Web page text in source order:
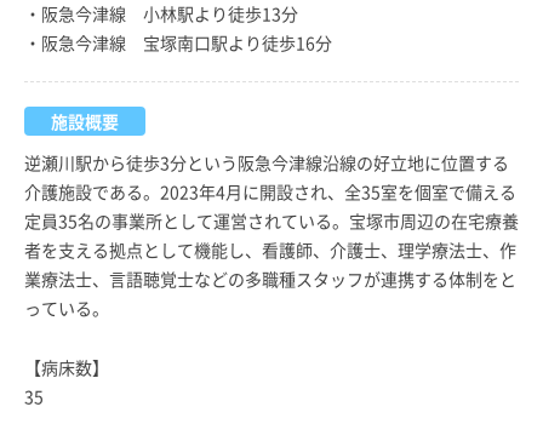
・阪急今津線 小林駅より徒歩13分
・阪急今津線 宝塚南口駅より徒歩16分
施設概要
逆瀬川駅から徒歩3分という阪急今津線沿線の好立地に位置する
介護施設である。2023年4月に開設され、全35室を個室で備える
定員35名の事業所として運営されている。宝塚市周辺の在宅療養
者を支える拠点として機能し、看護師、介護士、理学療法士、作
業療法士、言語聴覚士などの多職種スタッフが連携する体制をと
っている。
【病床数】
35